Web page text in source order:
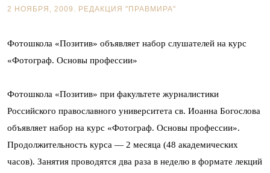
2 НОЯБРЯ, 2009. РЕДАКЦИЯ "ПРАВМИРА"
Фотошкола «Позитив» объявляет набор слушателей на курс
«Фотограф. Основы профессии»
Фотошкола «Позитив» при факультете журналистики
Российского православного университета св. Иоанна Богослова
объявляет набор на курс «Фотограф. Основы профессии».
Продолжительность курса — 2 месяца (48 академических
часов). Занятия проводятся два раза в неделю в формате лекций